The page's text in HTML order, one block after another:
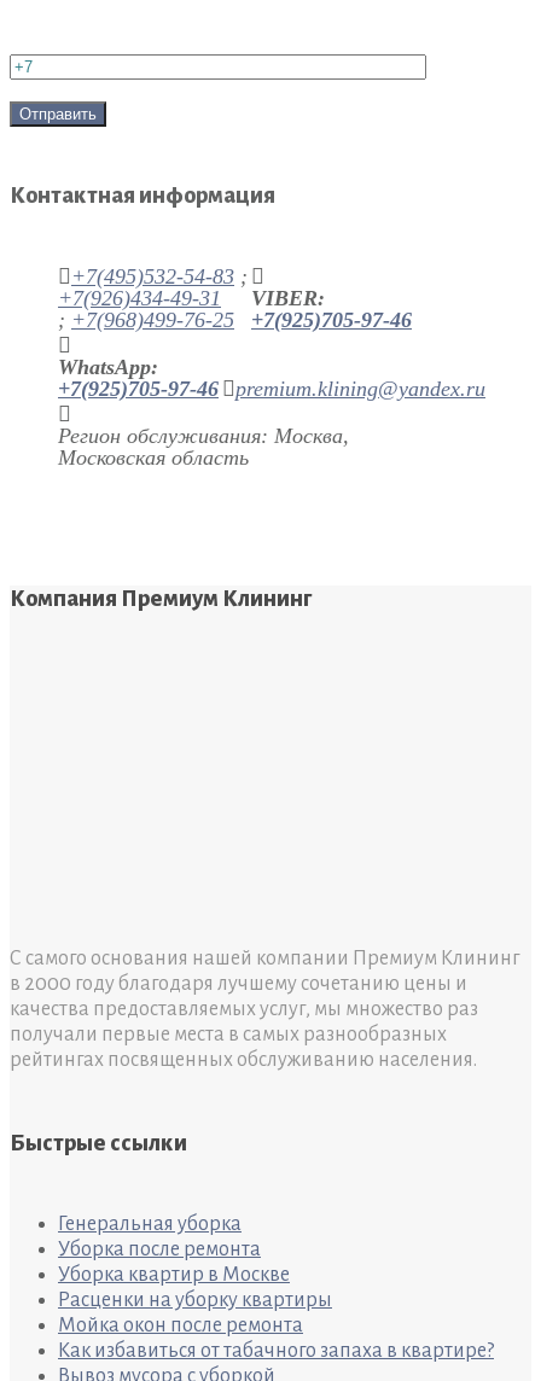
Контактная информация
+7(495)532-54-83 ;
+7(926)434-49-31
; +7(968)499-76-25
VIBER:
+7(925)705-97-46
WhatsApp:
+7(925)705-97-46
premium.klining@yandex.ru
Регион обслуживания: Москва,
Московская область
Компания Премиум Клининг
С самого основания нашей компании Премиум Клининг
в 2000 году благодаря лучшему сочетанию цены и
качества предоставляемых услуг, мы множество раз
получали первые места в самых разнообразных
рейтингах посвященных обслуживанию населения.
Быстрые ссылки
Генеральная уборка
Уборка после ремонта
Уборка квартир в Москве
Расценки на уборку квартиры
Мойка окон после ремонта
Как избавиться от табачного запаха в квартире?
Вывоз мусора с уборкой